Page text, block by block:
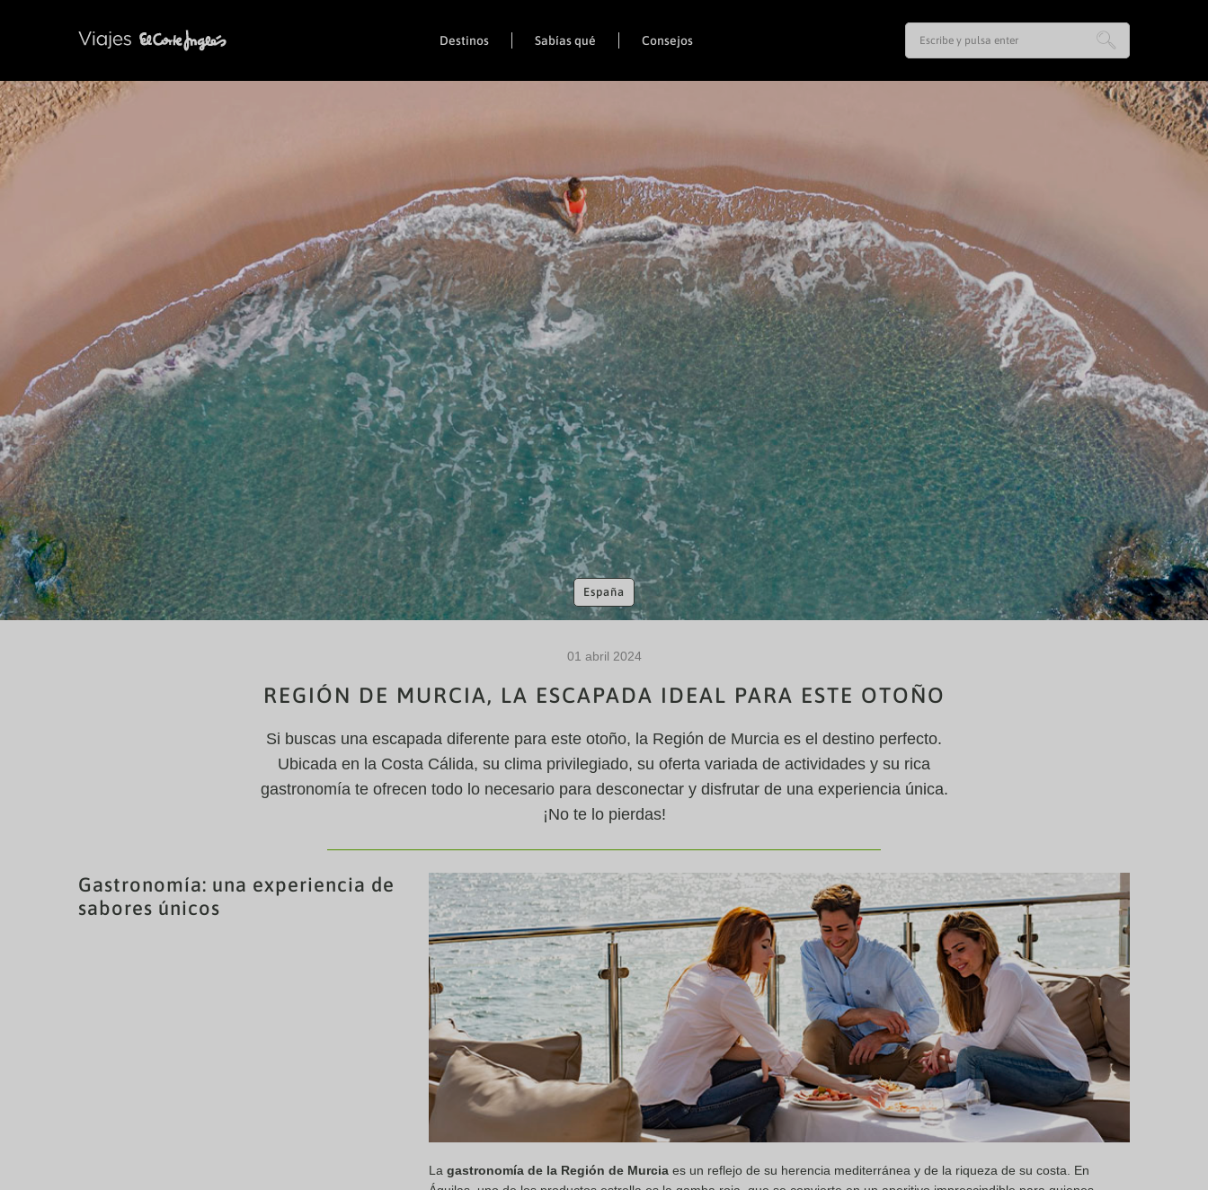
Destinos Sabías qué Consejos
España
01 abril 2024
REGIÓN DE MURCIA, LA ESCAPADA IDEAL PARA ESTE OTOÑO
Si buscas una escapada diferente para este otoño, la Región de Murcia es el destino perfecto.
Ubicada en la Costa Cálida, su clima privilegiado, su oferta variada de actividades y su rica
gastronomía te ofrecen todo lo necesario para desconectar y disfrutar de una experiencia única.
¡No te lo pierdas!
Gastronomía: una experiencia de
sabores únicos
La gastronomía de la Región de Murcia es un reflejo de su herencia mediterránea y de la riqueza de su costa. En